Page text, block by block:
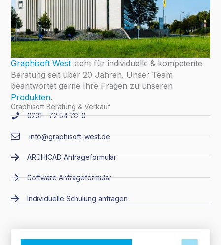
Graphisoft Weststeht für individuelle & kompetente
Beratung seit über 20 Jahren. Unser Team
beantwortet gerne Ihre Fragen zu unseren
Produkten.
Graphisoft Beratung & Verkauf
0231 - 72 54 70-0
info@graphisoft-west.de
ARCHICAD Anfrageformular
Software Anfrageformular
Individuelle Schulung anfragen